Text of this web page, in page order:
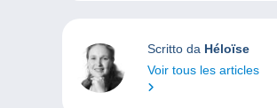
Scritto da Héloïse
Voir tous les articles